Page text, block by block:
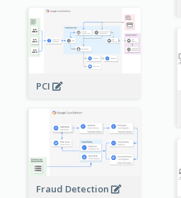
PCI
Fraud Detection